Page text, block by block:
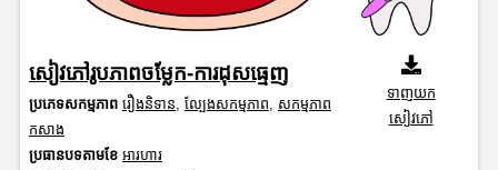
សៀវភៅរូបភាពចម្លែក-ការដុសធ្មេញ
ប្រភេទសកម្មភាព រឿងនិទាន ល្បែងសកម្មភាព
សកម្មភាព
កសាង
ប្រធានបទតាមខែ អារហារ
ទាញយក
សៀវភៅ